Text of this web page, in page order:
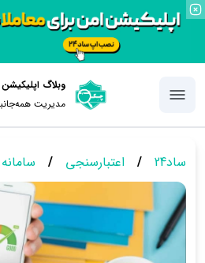
وبلاگ اپلیکیشن
مدیریت
ساد24 / اعتبارسنجی /